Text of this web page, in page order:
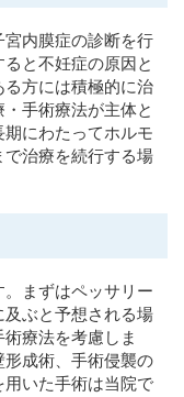
内膜症の診断を行
と不妊症の原因と
方には積極的に治
手術療法が主体と
にわたってホルモ
で治療を続行する場
まずはペッサリー
ぶと予想される場
療法を考慮しま
成術、手術侵襲の
いた手術は当院で